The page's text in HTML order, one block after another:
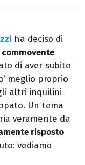
SITO
e pubblicista
Cinema e
ama la scrittura
ha deciso di
commovente
di aver subito
meglio proprio
altri inquilini
Un tema
veramente da
risposto
vediamo